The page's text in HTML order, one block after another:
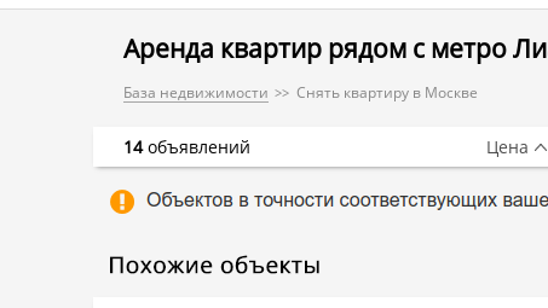
Аренда квартир рядом с метро
База недвижимости Снять квартиру в Москве
14объявлений Цена